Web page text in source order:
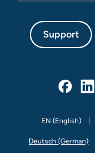
Support
EN (English)
Deutsch (German)